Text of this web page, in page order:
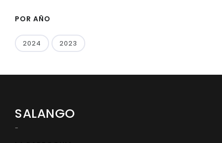
POR AÑO
2024 2023
SALANGO
-